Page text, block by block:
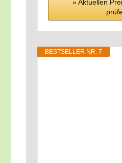
» Aktu­el­len
BEST­SEL­LER NR. 7